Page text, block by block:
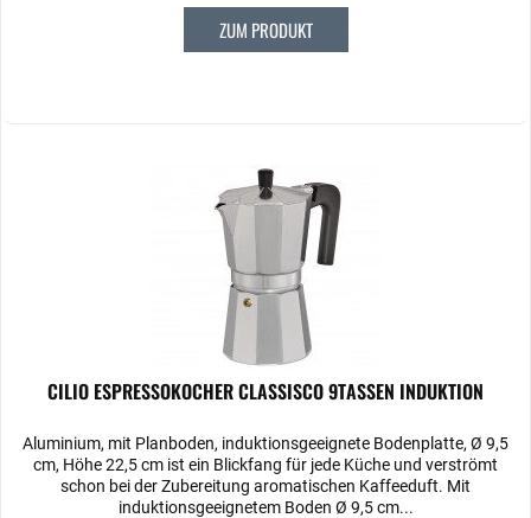
ZUM PRODUKT
CILIO ESPRESSOKOCHER CLASSISCO 9TASSEN INDUKTION
Aluminium, mit Planboden, induktionsgeeignete Bodenplatte, Ø 9,5
cm, Höhe 22,5 cm ist ein Blickfang für jede Küche und verströmt
schon bei der Zubereitung aromatischen Kaffeeduft. Mit
induktionsgeeignetem Boden Ø 9,5 cm...